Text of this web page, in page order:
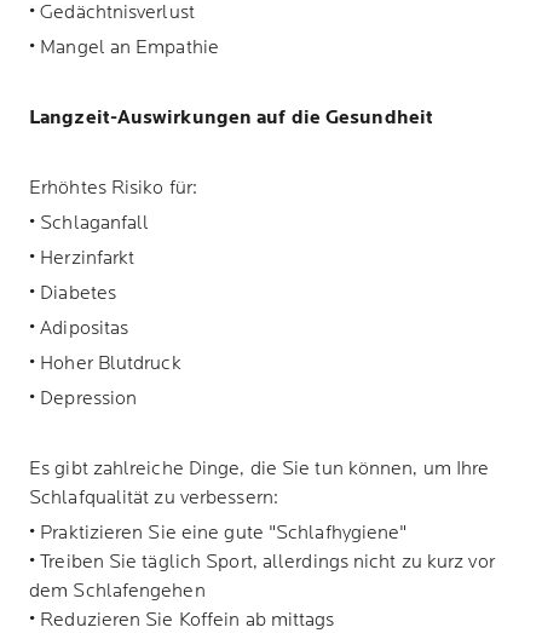
• Gedächtnisverlust
• Mangel an Empathie
Langzeit-Auswirkungen auf die Gesundheit
Erhöhtes Risiko für:
• Schlaganfall
• Herzinfarkt
• Diabetes
• Adipositas
• Hoher Blutdruck
• Depression
Es gibt zahlreiche Dinge, die Sie tun können, um Ihre
Schlafqualität zu verbessern:
• Praktizieren Sie eine gute "Schlafhygiene"
• Treiben Sie täglich Sport, allerdings nicht zu kurz vor
dem Schlafengehen
• Reduzieren Sie Koffein ab mittags